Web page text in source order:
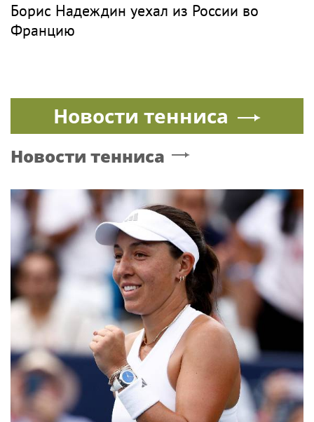
Борис Надеждин уехал из России во
Францию
Новости тенниса
Новости тенниса